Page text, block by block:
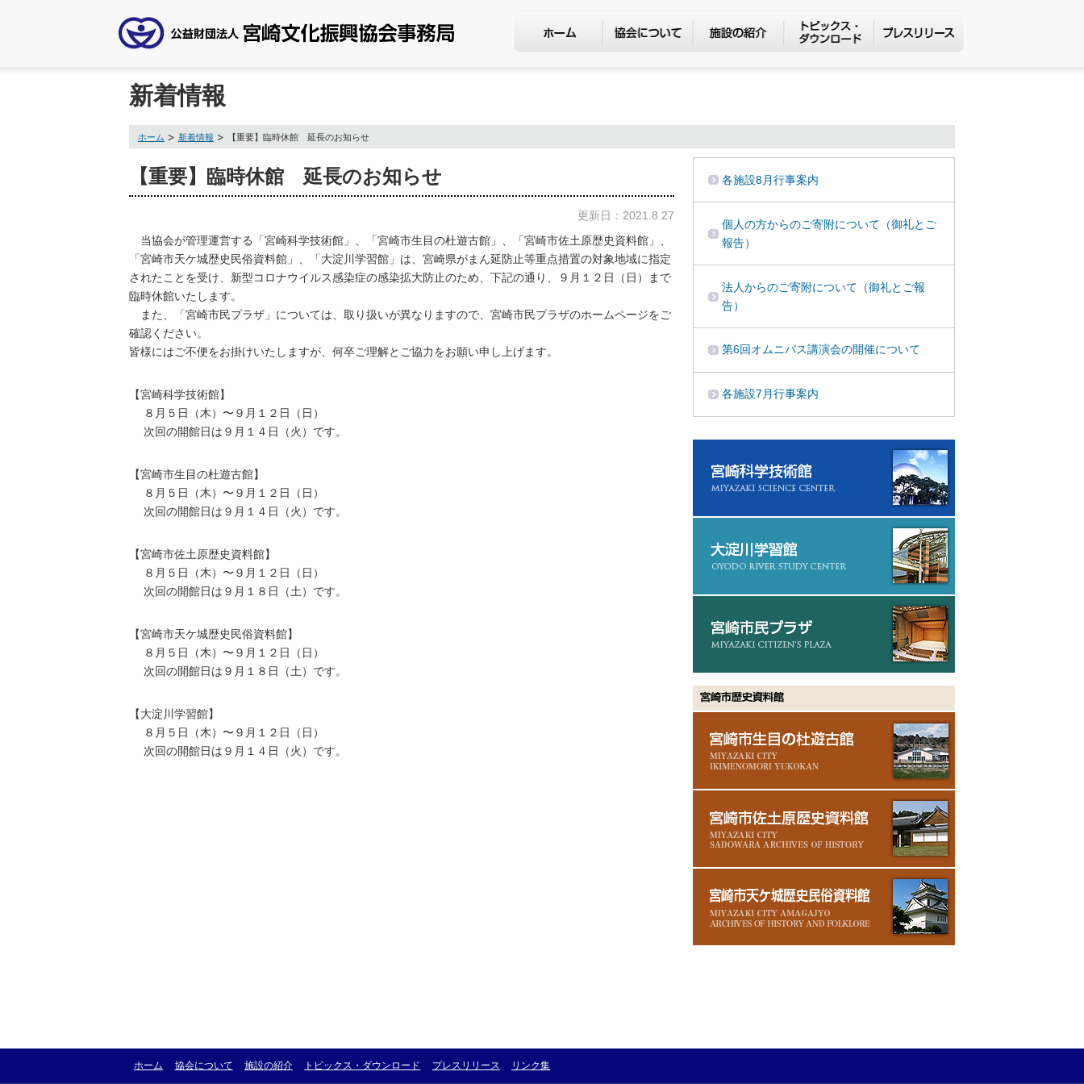
新着情報
ホーム 新着情報 【重要】臨時休館 延長のお知らせ
【重要】臨時休館 延長のお知らせ
更新日：2021.8.27
当協会が管理運営する「宮崎科学技術館」、「宮崎市⽣⽬の杜遊古館」、「宮崎市佐⼟原歴史資料館」、
「宮崎市天ケ城歴史⺠俗資料館」、「⼤淀川学習館」は、宮崎県がまん延防止等重点措置の対象地域に指定
されたことを受け、新型コロナウイルス感染症の感染拡⼤防⽌のため、下記の通り、９月１２日（日）まで
臨時休館いたします。
また、「宮崎市⺠プラザ」については、取り扱いが異なりますので、宮崎市⺠プラザのホームページをご
確認ください。
皆様にはご不便をお掛けいたしますが、何卒ご理解とご協⼒をお願い申し上げます。
【宮崎科学技術館】
８⽉５⽇（⽊）〜９⽉１２⽇（日）
次回の開館⽇は９⽉１４⽇（火）です。
【宮崎市⽣⽬の杜遊古館】
８⽉５⽇（⽊）〜９⽉１２⽇（日）
次回の開館⽇は９⽉１４⽇（火）です。
【宮崎市佐⼟原歴史資料館】
８⽉５⽇（⽊）〜９⽉１２⽇（日）
次回の開館⽇は９⽉１８⽇（土）です。
【宮崎市天ケ城歴史⺠俗資料館】
８⽉５⽇（⽊）〜９⽉１２⽇（日）
次回の開館⽇は９⽉１８⽇（土）です。
【⼤淀川学習館】
８⽉５⽇（⽊）〜９⽉１２⽇（日）
次回の開館⽇は９⽉１４⽇（火）です。
各施設8月行事案内
個人の方からのご寄附について（御礼とご
報告）
法人からのご寄附について（御礼とご報
告）
第6回オムニバス講演会の開催について
各施設7月行事案内
ホーム 協会について 施設の紹介 トピックス・ダウンロード プレスリリース リンク集